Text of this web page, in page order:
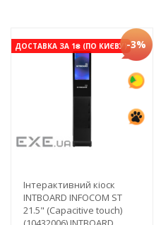
ДОСТАВКА ЗА 1₴ (ПО КИЄВУ)-3%
Інтерактивний кіоск
INTBOARD INFOCOM ST
21.5" (Capacitive touch)